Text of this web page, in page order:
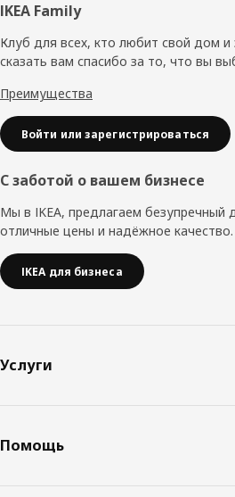
Нижний
колонтитул
IKEA Family
Клуб для всех, кто любит свой дом
сказать вам спасибо за то, что вы
Преимущества
Войти или зарегистрироваться
С заботой о вашем бизнесе
Мы в IKEA, предлагаем безупречный
отличные цены и надёжное качество.
IKEA для бизнеса
Услуги
Помощь